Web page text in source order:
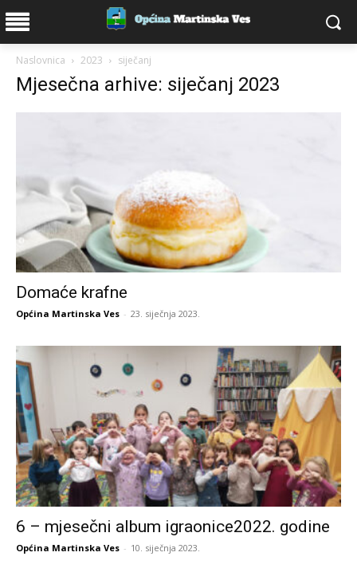
Naslovnica 2023 siječanj
Mjesečna arhive: siječanj 2023
Domaće krafne
Općina Martinska Ves - 23. siječnja 2023.
6 – mjesečni album igraonice2022. godine
Općina Martinska Ves - 10. siječnja 2023.